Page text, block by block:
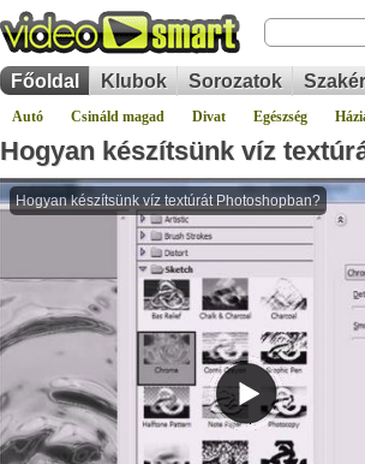
Főoldal Klubok Sorozatok
Autó Csináld magad Divat Egészség
Hogyan készítsünk víz